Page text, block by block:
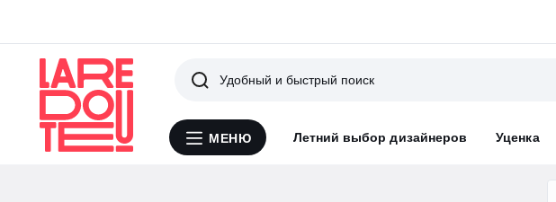
Меню
МЕНЮ Летний выбор дизайнеров Уценка
Поиск